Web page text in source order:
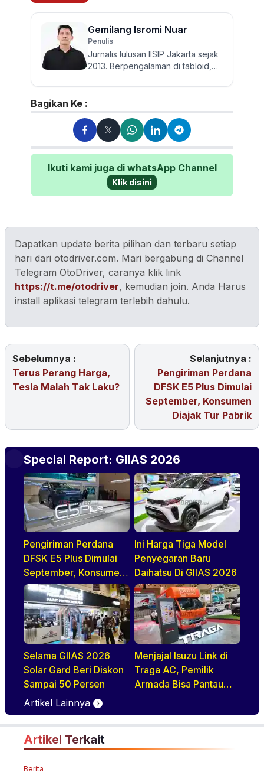
Gemilang Isromi Nuar
Penulis
Jurnalis lulusan IISIP Jakarta sejak
2013. Berpengalaman di tabloid,
kini di Otorider. T...
Bagikan Ke :
Ikuti kami juga di whatsApp Channel
Klik disini
Dapatkan update berita pilihan dan terbaru setiap
hari dari otodriver.com. Mari bergabung di Channel
Telegram OtoDriver, caranya klik link
https://t.me/otodriver, kemudian join. Anda Harus
install aplikasi telegram terlebih dahulu.
Sebelumnya :
Terus Perang Harga,
Tesla Malah Tak Laku?
Selanjutnya :
Pengiriman Perdana
DFSK E5 Plus Dimulai
September, Konsumen
Diajak Tur Pabrik
Special Report: GIIAS 2026
Pengiriman Perdana
DFSK E5 Plus Dimulai
September, Konsumen
Diajak Tur Pabrik
Ini Harga Tiga Model
Penyegaran Baru
Daihatsu Di GIIAS 2026
Selama GIIAS 2026
Solar Gard Beri Diskon
Sampai 50 Persen
Menjajal Isuzu Link di
Traga AC, Pemilik
Armada Bisa Pantau
Realtime
Artikel Lainnya
Artikel Terkait
Berita